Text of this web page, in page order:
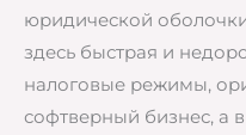
юридической
здесь быстрая и
налоговые режимы,
софтверный бизнес, а